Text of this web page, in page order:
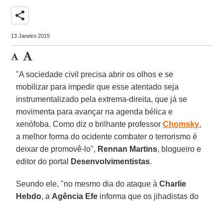
share
13 Janeiro 2015
"A sociedade civil precisa abrir os olhos e se
mobilizar para impedir que esse atentado seja
instrumentalizado pela extrema-direita, que já se
movimenta para avançar na agenda bélica e
xenófoba. Como diz o brilhante professorChomsky,
a melhor forma do ocidente combater o terrorismo é
deixar de promovê-lo", Rennan Martins, blogueiro e
editor do portal
Desenvolvimentistas.
Seundo ele, "no mesmo dia do ataque àCharlie
Hebdo, a Agência Efe informa que os jihadistas do